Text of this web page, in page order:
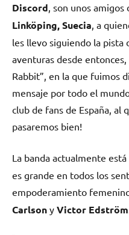
Discord , son unos
Linköping, Suecia , a
les llevo siguiendo la pista
aventuras desde
Rabbit”, en la que fuimos
mensaje por todo el
club de fans de España, al
pasaremos bien!
La banda actualmente
es grande en todos los
empoderamiento
Carlson y Victor Edström